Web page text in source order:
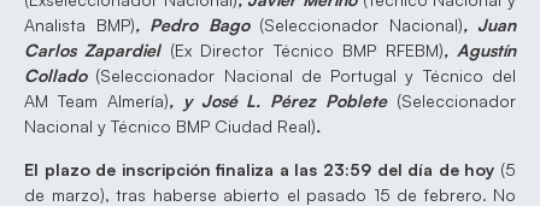
Analista BMP), Pedro Bago (Seleccionador Nacional), Juan
Carlos Zapardiel (Ex Director Técnico BMP RFEBM), Agustín
Collado (Seleccionador Nacional de Portugal y Técnico del
AM Team Almería), y José L. Pérez Poblete (Seleccionador
Nacional y Técnico BMP Ciudad Real).
El plazo de inscripción finaliza a las 23:59 del día de hoy (5
de marzo), tras haberse abierto el pasado 15 de febrero. No